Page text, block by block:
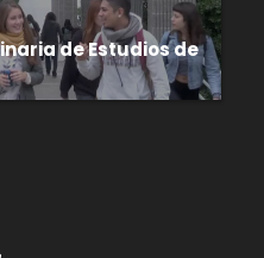
de Estudios de